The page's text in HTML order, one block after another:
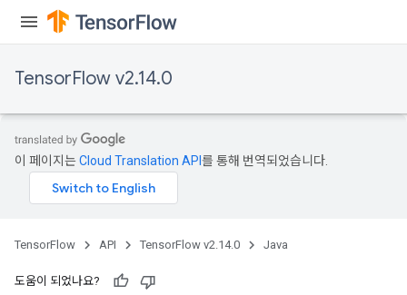
TensorFlow v2.14.0
이 페이지는Cloud Translation API 를 통해 번역되었습니다.
TensorFlow API TensorFlow v2.14.0 Java
도움이 되었나요?